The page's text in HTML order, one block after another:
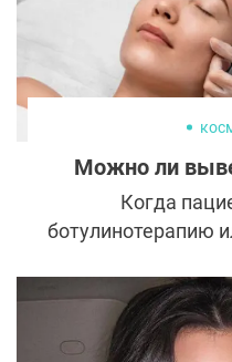
Можно ли
Когда
ботулинотерапию
себя. Но как
оправдал
неудачную